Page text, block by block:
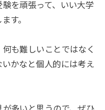
を頑張って、いい大学
す。
も難しいことではなく
かなと個人的には考え